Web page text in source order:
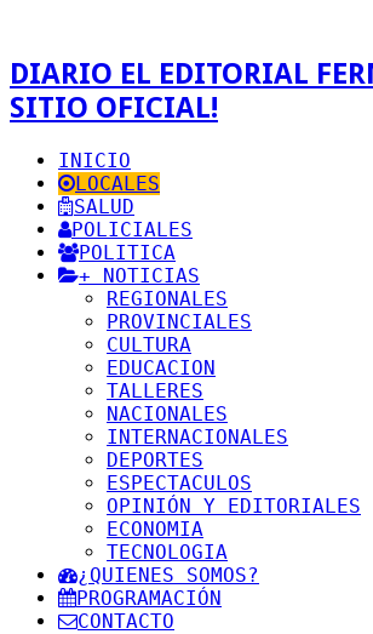
DIARIO EL EDITORIAL
SITIO OFICIAL!
INICIO
LOCALES
SALUD
POLICIALES
POLITICA
+ NOTICIAS
REGIONALES
PROVINCIALES
CULTURA
EDUCACION
TALLERES
NACIONALES
INTERNACIONALES
DEPORTES
ESPECTACULOS
OPINIÓN Y EDITORIALES
ECONOMIA
TECNOLOGIA
¿QUIENES SOMOS?
PROGRAMACIÓN
CONTACTO